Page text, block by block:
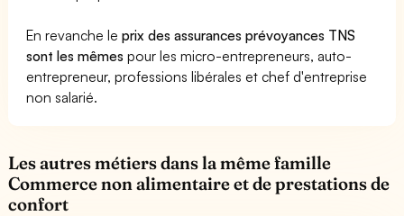
En revanche leprix des assurances prévoyances TNS
sont les mêmes pour les micro-entrepreneurs, auto-
entrepreneur, professions libérales et chef d'entreprise
non salarié.
Les autres métiers dans la même famille
Commerce non alimentaire et de prestations de
confort